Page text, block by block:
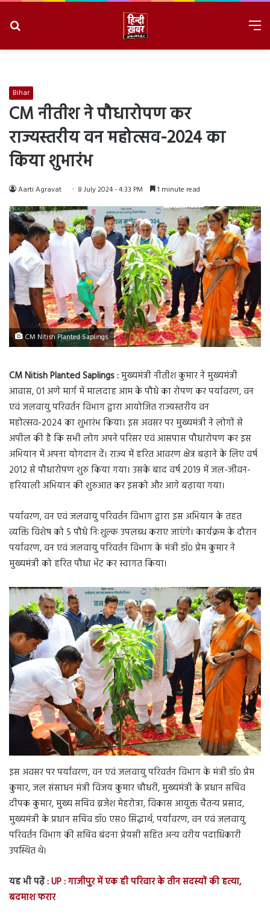
Bihar
CM नीतीश ने पौधारोपण कर
राज्यस्तरीय वन महोत्सव-2024 का
किया शुभारंभ
Aarti Agravat 8 July 2024 - 4:33 PM 1 minute read
CM Nitish Planted Saplings
CM Nitish Planted Saplings :मुख्यमंत्री नीतीश कुमार ने मुख्यमंत्री
आवास, 01 अणे मार्ग में मालदाह आम के पौधे का रोपण कर पर्यावरण, वन
एवं जलवायु परिवर्तन विभाग द्वारा आयोजित राज्यस्तरीय वन
महोत्सव-2024 का शुभारंभ किया। इस अवसर पर मुख्यमंत्री ने लोगों से
अपील की है कि सभी लोग अपने परिसर एवं आसपास पौधारोपण कर इस
अभियान में अपना योगदान दें। राज्य में हरित आवरण क्षेत्र बढ़ाने के लिए वर्ष
2012 से पौधारोपण शुरु किया गया। उसके बाद वर्ष 2019 में जल-जीवन-
हरियाली अभियान की शुरुआत कर इसको और आगे बढ़ाया गया।
पर्यावरण, वन एवं जलवायु परिवर्तन विभाग द्वारा इस अभियान के तहत
व्यक्ति विशेष को 5 पौधे निःशुल्क उपलब्ध कराए जाएंगे। कार्यक्रम के दौरान
पर्यावरण, वन एवं जलवायु परिवर्तन विभाग के मंत्री डॉ० प्रेम कुमार ने
मुख्यमंत्री को हरित पौधा भेंट कर स्वागत किया।
इस अवसर पर पर्यावरण, वन एवं जलवायु परिवर्तन विभाग के मंत्री डॉ० प्रेम
कुमार, जल संसाधन मंत्री विजय कुमार चौधरी, मुख्यमंत्री के प्रधान सचिव
दीपक कुमार, मुख्य सचिव ब्रजेश मेहरोत्रा, विकास आयुक्त चैतन्य प्रसाद,
मुख्यमंत्री के प्रधान सचिव डॉ० एस० सिद्धार्थ, पर्यावरण, वन एवं जलवायु
परिवर्तन विभाग की सचिव बंदना प्रेयसी सहित अन्य वरीय पदाधिकारी
उपस्थित थे।
यह भी पढ़ें :UP : गाजीपुर में एक ही परिवार के तीन सदस्यों की हत्या,
बदमाश फरार